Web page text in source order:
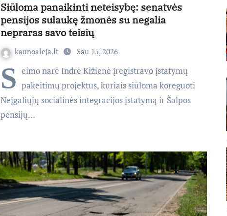
Siūloma panaikinti neteisybę: senatvės
pensijos sulaukę žmonės su negalia
nepraras savo teisių
kaunoaleja.lt Sau 15, 2026
S eimo narė Indrė Kižienė įregistravo įstatymų
pakeitimų projektus, kuriais siūloma koreguoti
Neįgaliųjų socialinės integracijos įstatymą ir Šalpos
pensijų…